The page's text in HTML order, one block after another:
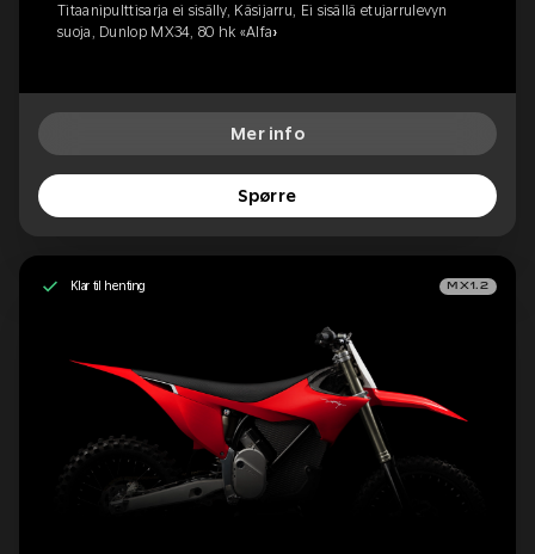
Titaanipulttisarja ei sisälly, Käsijarru, Ei sisällä etujarrulevyn
suoja, Dunlop MX34, 80 hk «Alfa»
Mer info
Spørre
Klar til henting MX1.2